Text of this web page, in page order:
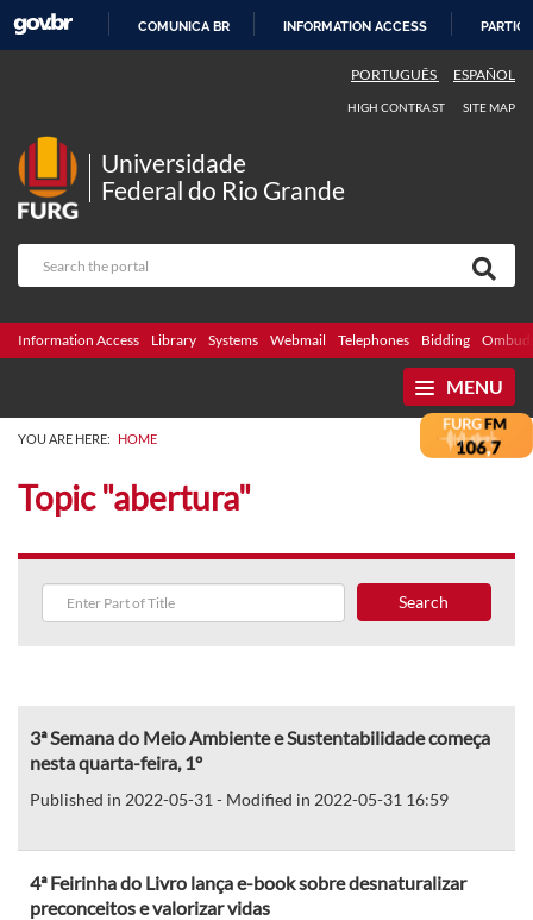
COMUNICA BR INFORMATION ACCESS
PORTUGUÊS ESPAÑOL
HIGH CONTRAST SITE MAP
Universidade
Federal do Rio Grande
Information Access Library Systems Webmail Telephones Bidding
MENU
YOU ARE HERE: HOME
Topic "abertura"
Search
3ª Semana do Meio Ambiente e Sustentabilidade começa
nesta quarta-feira, 1º
Published in 2022-05-31 - Modified in 2022-05-31 16:59
4ª Feirinha do Livro lança e-book sobre desnaturalizar
preconceitos e valorizar vidas